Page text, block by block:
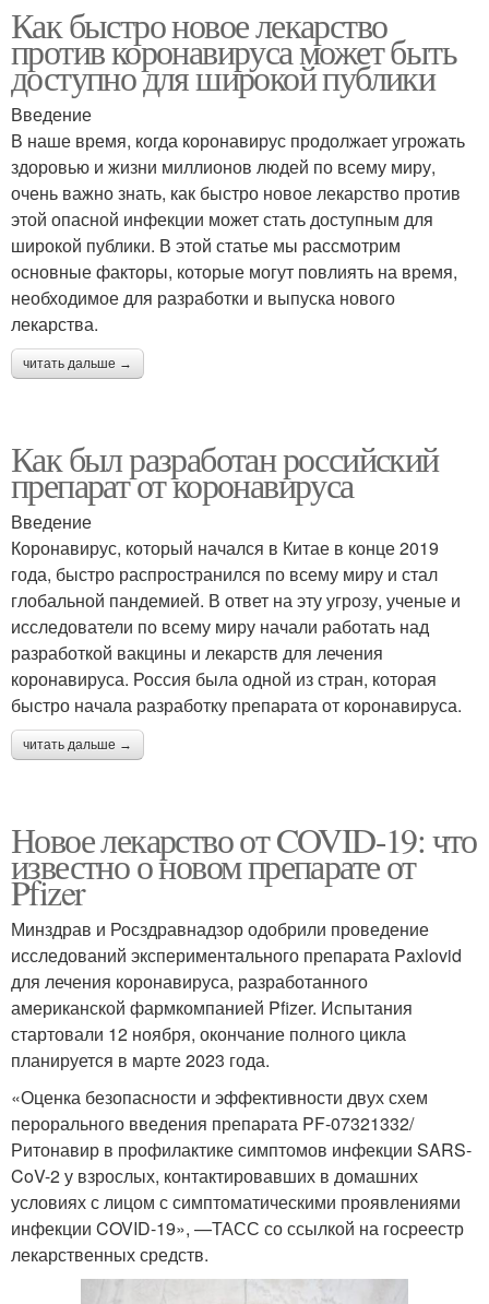
Как быстро новое лекарство
против коронавируса может быть
доступно для широкой публики
Введение
В наше время, когда коронавирус продолжает угрожать
здоровью и жизни миллионов людей по всему миру,
очень важно знать, как быстро новое лекарство против
этой опасной инфекции может стать доступным для
широкой публики. В этой статье мы рассмотрим
основные факторы, которые могут повлиять на время,
необходимое для разработки и выпуска нового
лекарства.
читать дальше →
Как был разработан российский
препарат от коронавируса
Введение
Коронавирус, который начался в Китае в конце 2019
года, быстро распространился по всему миру и стал
глобальной пандемией. В ответ на эту угрозу, ученые и
исследователи по всему миру начали работать над
разработкой вакцины и лекарств для лечения
коронавируса. Россия была одной из стран, которая
быстро начала разработку препарата от коронавируса.
читать дальше →
Новое лекарство от COVID-19: что
известно о новом препарате от
Pfizer
Минздрав и Росздравнадзор одобрили проведение
исследований экспериментального препарата Paxlovid
для лечения коронавируса, разработанного
американской фармкомпанией Pfizer. Испытания
стартовали 12 ноября, окончание полного цикла
планируется в марте 2023 года.
«Оценка безопасности и эффективности двух схем
перорального введения препарата PF-07321332/
Ритонавир в профилактике симптомов инфекции SARS-
CoV-2 у взрослых, контактировавших в домашних
условиях с лицом с симптоматическими проявлениями
инфекции COVID-19», —ТАСС со ссылкой на госреестр
лекарственных средств.